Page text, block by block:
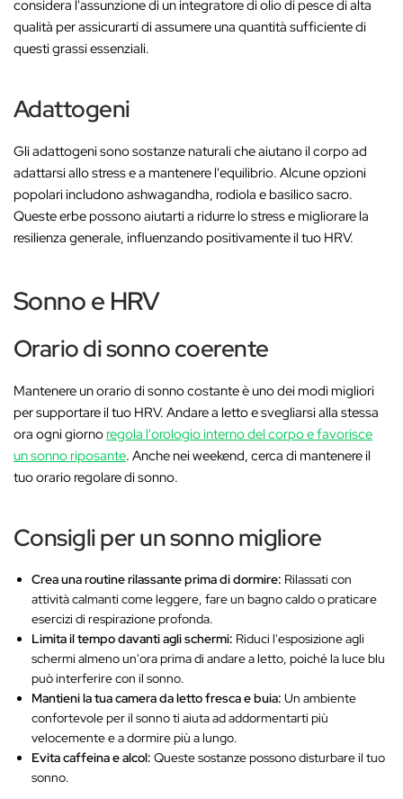
considera l'assunzione di un integratore di olio di pesce di alta
qualità per assicurarti di assumere una quantità sufficiente di
questi grassi essenziali.
Adattogeni
Gli adattogeni sono sostanze naturali che aiutano il corpo ad
adattarsi allo stress e a mantenere l'equilibrio. Alcune opzioni
popolari includono ashwagandha, rodiola e basilico sacro.
Queste erbe possono aiutarti a ridurre lo stress e migliorare la
resilienza generale, influenzando positivamente il tuo HRV.
Sonno e HRV
Orario di sonno coerente
Mantenere un orario di sonno costante è uno dei modi migliori
per supportare il tuo HRV. Andare a letto e svegliarsi alla stessa
ora ogni giorno regola l'orologio interno del corpo e favorisce
un sonno riposante. Anche nei weekend, cerca di mantenere il
tuo orario regolare di sonno.
Consigli per un sonno migliore
Crea una routine rilassante prima di dormire: Rilassati con
attività calmanti come leggere, fare un bagno caldo o praticare
esercizi di respirazione profonda.
Limita il tempo davanti agli schermi: Riduci l'esposizione agli
schermi almeno un'ora prima di andare a letto, poiché la luce blu
può interferire con il sonno.
Mantieni la tua camera da letto fresca e buia: Un ambiente
confortevole per il sonno ti aiuta ad addormentarti più
velocemente e a dormire più a lungo.
Evita caffeina e alcol: Queste sostanze possono disturbare il tuo
sonno.